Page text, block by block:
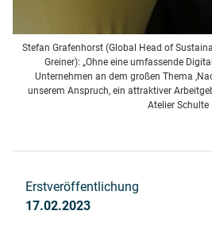
Stefan Grafenhorst (Global Head of
Greiner): „Ohne eine umfassende
Unternehmen an dem großen Thema
unserem Anspruch, ein attraktiver
Atelier Schulte
Erstveröffentlichung
17.02.2023